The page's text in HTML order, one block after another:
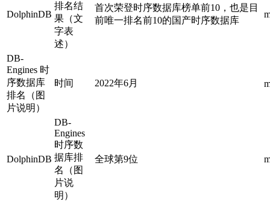
DolphinDB
排名结
果（文
字表
述）
首次荣登时序数据库榜单前10，也是目
前唯一排名前10的国产时序数据库
DB-
Engines 时
序数据库
排名（图
片说明）
时间 2022年6月
DolphinDB
DB-
Engines
时序数
据库排
名（图
片说
明）
全球第9位